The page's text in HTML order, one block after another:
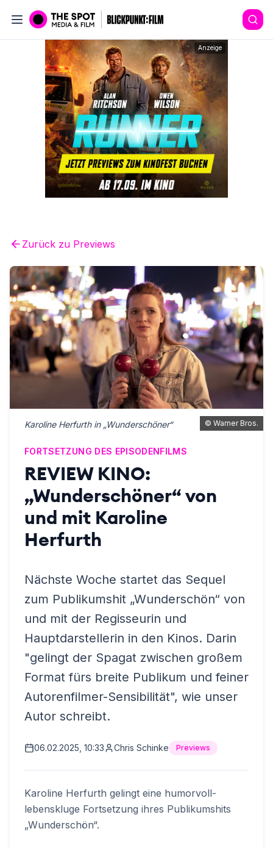
Anzeige
Zurück zu Previews
© Warner Bros.
Karoline Herfurth in „Wunderschöner“
FORTSETZUNG DES EPISODENFILMS
REVIEW KINO:
„Wunderschöner“ von
und mit Karoline
Herfurth
Nächste Woche startet das Sequel
zum Publikumshit „Wunderschön“ von
und mit der Regisseurin und
Hauptdarstellerin in den Kinos. Darin
"gelingt der Spagat zwischen großem
Format fürs breite Publikum und feiner
Autorenfilmer-Sensibilität", wie unser
Autor schreibt.
06.02.2025, 10:33 Chris Schinke Previews
Karoline Herfurth gelingt eine humorvoll-
lebenskluge Fortsetzung ihres Publikumshits
„Wunderschön“.